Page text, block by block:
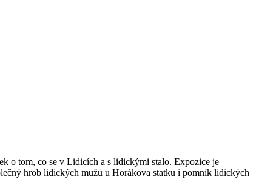
o tom, co se v Lidicích a s lidickými stalo. Expozice je
hrob lidických mužů u Horákova statku i pomník lidických